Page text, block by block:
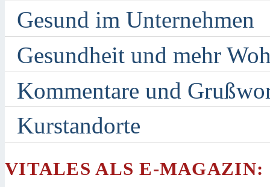
Gesund im Unternehmen
Gesundheit und mehr
Kommentare und
Kurstandorte
VITALES ALS E-MAGAZIN: